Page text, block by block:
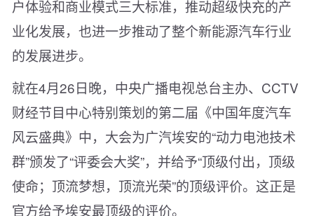
户体验和商业模式三大标准，推动超级快充的产
业化发展，也进一步推动了整个新能源汽车行业
的发展进步。
就在4月26日晚，中央广播电视总台主办、CCTV
财经节目中心特别策划的第二届《中国年度汽车
风云盛典》中，大会为广汽埃安的“动力电池技术
群”颁发了“评委会大奖”，并给予“顶级付出，顶级
使命；顶流梦想，顶流光荣”的顶级评价。这正是
官方给予埃安最顶级的评价。